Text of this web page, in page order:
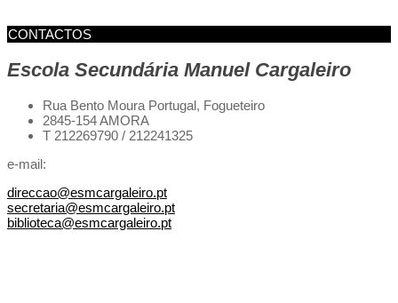
CONTACTOS
Escola Secundária Manuel Cargaleiro
Rua Bento Moura Portugal, Fogueteiro
2845-154 AMORA
T 212269790 / 212241325
e-mail:
direccao@esmcargaleiro.pt
secretaria@esmcargaleiro.pt
biblioteca@esmcargaleiro.pt